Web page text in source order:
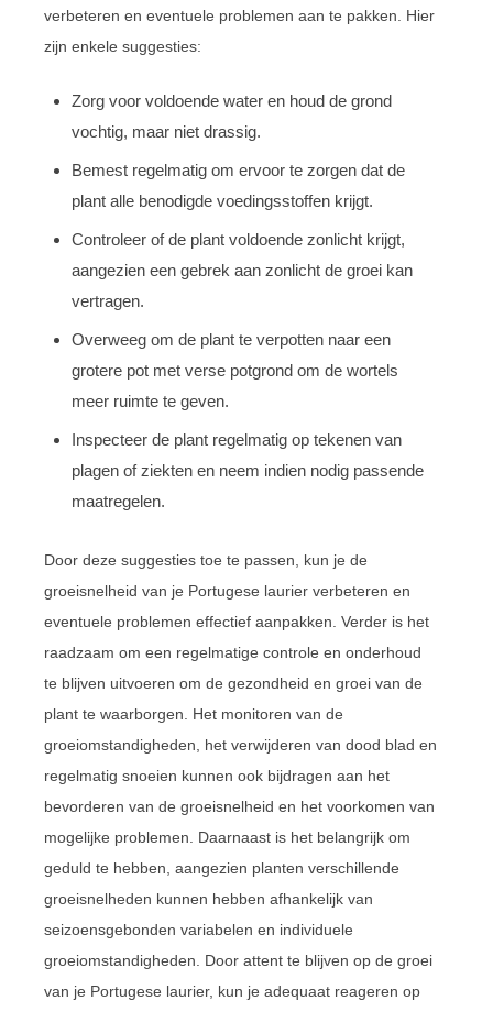
verbeteren en eventuele problemen aan te pakken. Hier
zijn enkele suggesties:
Zorg voor voldoende water en houd de grond
vochtig, maar niet drassig.
Bemest regelmatig om ervoor te zorgen dat de
plant alle benodigde voedingsstoffen krijgt.
Controleer of de plant voldoende zonlicht krijgt,
aangezien een gebrek aan zonlicht de groei kan
vertragen.
Overweeg om de plant te verpotten naar een
grotere pot met verse potgrond om de wortels
meer ruimte te geven.
Inspecteer de plant regelmatig op tekenen van
plagen of ziekten en neem indien nodig passende
maatregelen.
Door deze suggesties toe te passen, kun je de
groeisnelheid van je Portugese laurier verbeteren en
eventuele problemen effectief aanpakken. Verder is het
raadzaam om een regelmatige controle en onderhoud
te blijven uitvoeren om de gezondheid en groei van de
plant te waarborgen. Het monitoren van de
groeiomstandigheden, het verwijderen van dood blad en
regelmatig snoeien kunnen ook bijdragen aan het
bevorderen van de groeisnelheid en het voorkomen van
mogelijke problemen. Daarnaast is het belangrijk om
geduld te hebben, aangezien planten verschillende
groeisnelheden kunnen hebben afhankelijk van
seizoensgebonden variabelen en individuele
groeiomstandigheden. Door attent te blijven op de groei
van je Portugese laurier, kun je adequaat reageren op